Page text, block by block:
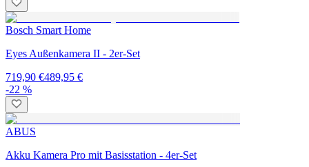
Bosch Smart Home
Eyes Außenkamera II - 2er-Set
719,90 €489,95 €
-22 %
ABUS
Akku Kamera Pro mit Basisstation - 4er-Set